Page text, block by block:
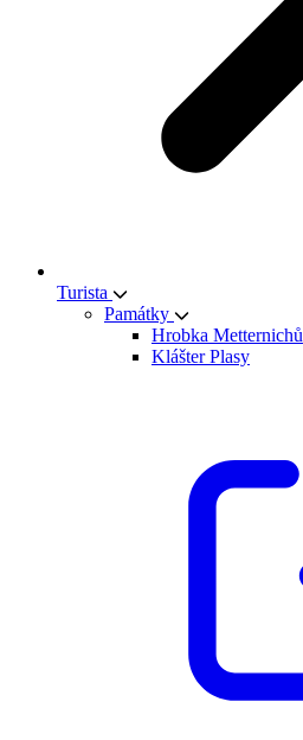
Turista
Památky
Hrobka Metternichů
Klášter Plasy